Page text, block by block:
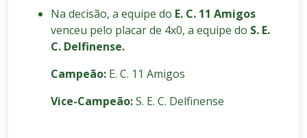
Na decisão, a equipe do E. C. 11 Amigos
venceu pelo placar de 4x0, a equipe do S. E.
C. Delfinense.
Campeão: E. C. 11 Amigos
Vice-Campeão:S. E. C. Delfinense